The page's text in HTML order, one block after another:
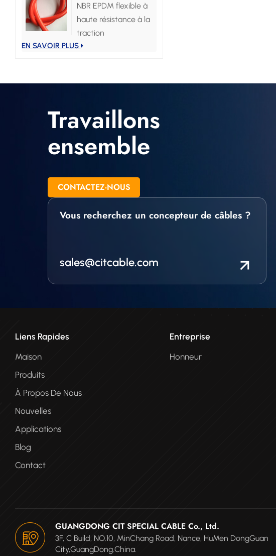
NBR EPDM flexible à
haute résistance à la
traction
EN SAVOIR PLUS
Travaillons
ensemble
CONTACTEZ-NOUS
Vous recherchez un concepteur de câbles ?
sales@citcable.com
Liens Rapides
Maison
Produits
À Propos De Nous
Nouvelles
Applications
Blog
Contact
Entreprise
Honneur
GUANGDONG CIT SPECIAL CABLE Co., Ltd.
3F, C Build, NO.10, MinChang Road, Nance, HuMen DongGuan
City,GuangDong.China.